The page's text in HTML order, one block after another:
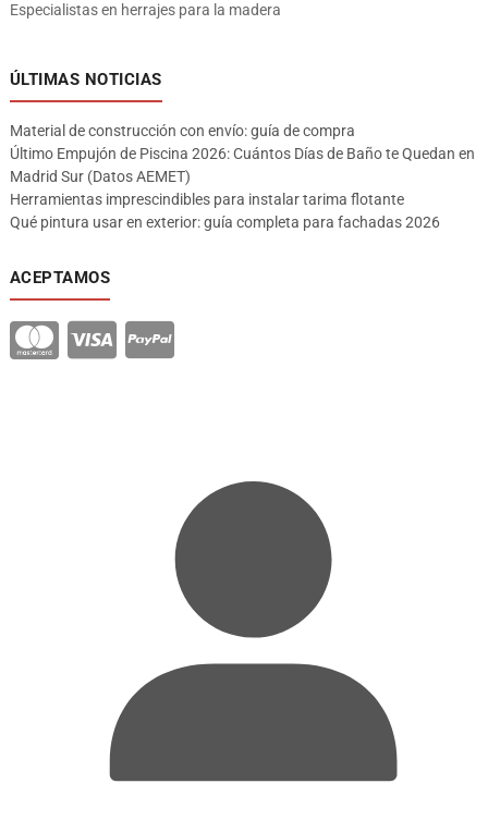
Especialistas en herrajes para la madera
ÚLTIMAS NOTICIAS
Material de construcción con envío: guía de compra
Último Empujón de Piscina 2026: Cuántos Días de Baño te Quedan en
Madrid Sur (Datos AEMET)
Herramientas imprescindibles para instalar tarima flotante
Qué pintura usar en exterior: guía completa para fachadas 2026
ACEPTAMOS